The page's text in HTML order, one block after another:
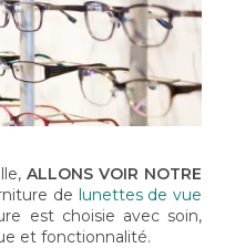
ALLONS VOIR NOTRE
de lunettes de vue
est choisie avec soin,
et fonctionnalité.